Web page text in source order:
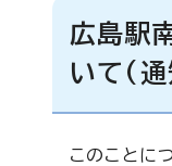
広島駅
いて(
このことに